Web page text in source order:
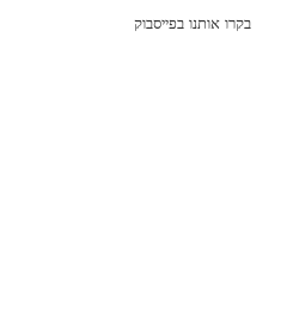
בקרו אותנו בפייסבוק